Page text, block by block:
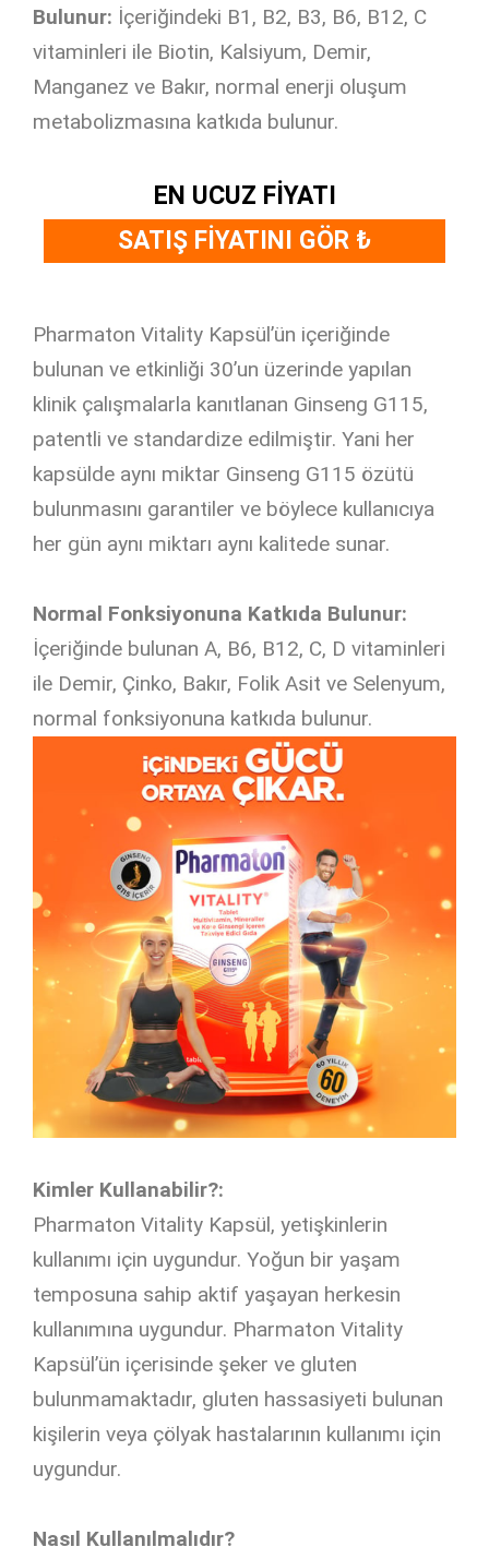
Bulunur: İçeriğindeki B1, B2, B3, B6, B12, C
vitaminleri ile Biotin, Kalsiyum, Demir,
Manganez ve Bakır, normal enerji oluşum
metabolizmasına katkıda bulunur.
EN UCUZ FİYATI
SATIŞ FİYATINI GÖR ₺
Pharmaton Vitality Kapsül’ün içeriğinde
bulunan ve etkinliği 30’un üzerinde yapılan
klinik çalışmalarla kanıtlanan Ginseng G115,
patentli ve standardize edilmiştir. Yani her
kapsülde aynı miktar Ginseng G115 özütü
bulunmasını garantiler ve böylece kullanıcıya
her gün aynı miktarı aynı kalitede sunar.
Normal Fonksiyonuna Katkıda Bulunur:
İçeriğinde bulunan A, B6, B12, C, D vitaminleri
ile Demir, Çinko, Bakır, Folik Asit ve Selenyum,
normal fonksiyonuna katkıda bulunur.
Kimler Kullanabilir?:
Pharmaton Vitality Kapsül, yetişkinlerin
kullanımı için uygundur. Yoğun bir yaşam
temposuna sahip aktif yaşayan herkesin
kullanımına uygundur. Pharmaton Vitality
Kapsül’ün içerisinde şeker ve gluten
bulunmamaktadır, gluten hassasiyeti bulunan
kişilerin veya çölyak hastalarının kullanımı için
uygundur.
Nasıl Kullanılmalıdır?